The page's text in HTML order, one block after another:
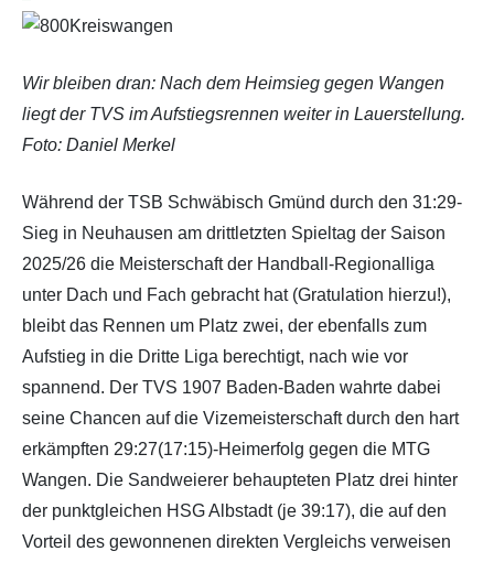
Wir bleiben dran: Nach dem Heimsieg gegen Wangen
liegt der TVS im Aufstiegsrennen weiter in Lauerstellung.
Foto: Daniel Merkel
Während der TSB Schwäbisch Gmünd durch den 31:29-
Sieg in Neuhausen am drittletzten Spieltag der Saison
2025/26 die Meisterschaft der Handball-Regionalliga
unter Dach und Fach gebracht hat (Gratulation hierzu!),
bleibt das Rennen um Platz zwei, der ebenfalls zum
Aufstieg in die Dritte Liga berechtigt, nach wie vor
spannend. Der TVS 1907 Baden-Baden wahrte dabei
seine Chancen auf die Vizemeisterschaft durch den hart
erkämpften 29:27(17:15)-Heimerfolg gegen die MTG
Wangen. Die Sandweierer behaupteten Platz drei hinter
der punktgleichen HSG Albstadt (je 39:17), die auf den
Vorteil des gewonnenen direkten Vergleichs verweisen